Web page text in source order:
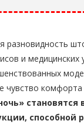
разновидность
и медицинских
чувство
становятся
способной